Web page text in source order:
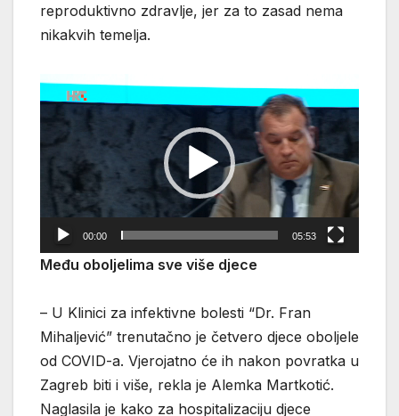
reproduktivno zdravlje, jer za to zasad nema
nikakvih temelja.
Reproduktor
videozapisa
00:00 05:53
Među oboljelima sve više djece
– U Klinici za infektivne bolesti “Dr. Fran
Mihaljević” trenutačno je četvero djece oboljele
od COVID-a. Vjerojatno će ih nakon povratka u
Zagreb biti i više, rekla je Alemka Martkotić.
Naglasila je kako za hospitalizaciju djece